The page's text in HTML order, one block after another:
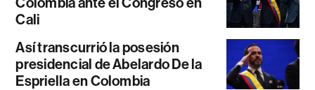
Cali
Así transcurrió la posesión
presidencial de Abelardo De la
Espriella en Colombia